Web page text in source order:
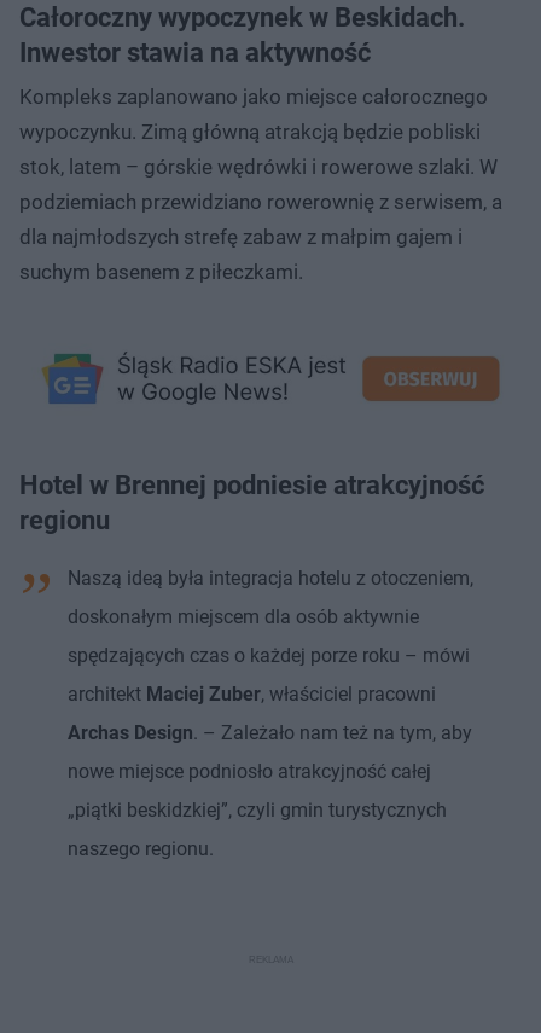
Całoroczny wypoczynek w Beskidach.
Inwestor stawia na aktywność
Kompleks zaplanowano jako miejsce całorocznego
wypoczynku. Zimą główną atrakcją będzie pobliski
stok, latem – górskie wędrówki i rowerowe szlaki. W
podziemiach przewidziano rowerownię z serwisem, a
dla najmłodszych strefę zabaw z małpim gajem i
suchym basenem z piłeczkami.
Hotel w Brennej podniesie atrakcyjność
regionu
Naszą ideą była integracja hotelu z otoczeniem,
doskonałym miejscem dla osób aktywnie
spędzających czas o każdej porze roku – mówi
architekt Maciej Zuber, właściciel pracowni
Archas Design. – Zależało nam też na tym, aby
nowe miejsce podniosło atrakcyjność całej
„piątki beskidzkiej”, czyli gmin turystycznych
naszego regionu.